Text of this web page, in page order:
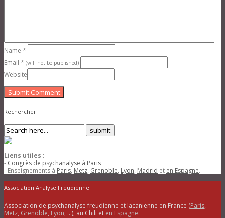
Name *
Email * (will not be published)
Website
Submit Comment
Rechercher
Liens utiles :
- Congrès de psychanalyse à Paris
- Enseignements à Paris, Metz, Grenoble, Lyon, Madrid et en Espagne.
Association Analyse Freudienne
Association de psychanalyse freudienne et lacanienne en France (Paris,
Metz, Grenoble, Lyon, …), au Chili et en Espagne.